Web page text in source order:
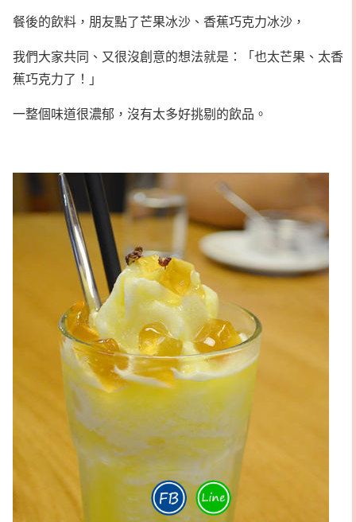
餐後的飲料，朋友點了芒果冰沙、香蕉巧克力冰沙，
我們大家共同、又很沒創意的想法就是：「也太芒果、太香
蕉巧克力了！」
一整個味道很濃郁，沒有太多好挑剔的飲品。